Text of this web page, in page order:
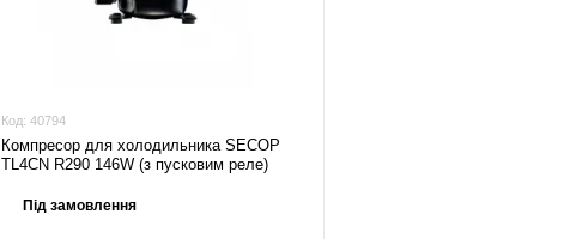
Код: 40794
Компресор для холодильника SECOP
TL4CN R290 146W (з пусковим реле)
Під замовлення